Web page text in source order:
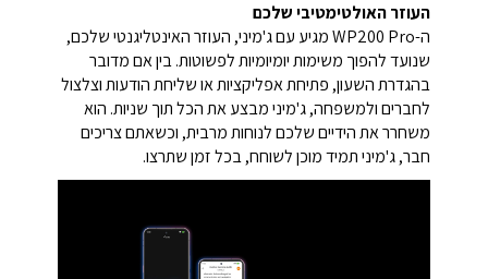
העוזר האולטימטיבי שלכם
ה-WP200 Pro מגיע עם ג'מיני, העוזר האינטליגנטי שלכם,
שנועד להפוך משימות יומיומיות לפשוטות. בין אם מדובר
בהגדרת השעון, פתיחת אפליקציות או שליחת הודעות וצלצול
לחברים ולמשפחה, ג'מיני מבצע את הכל תוך שניות. הוא
משחרר את הידיים שלכם לנוחות מרבית, וכשאתם צריכים
חבר, ג'מיני תמיד מוכן לשוחח, בכל זמן שתרצו.